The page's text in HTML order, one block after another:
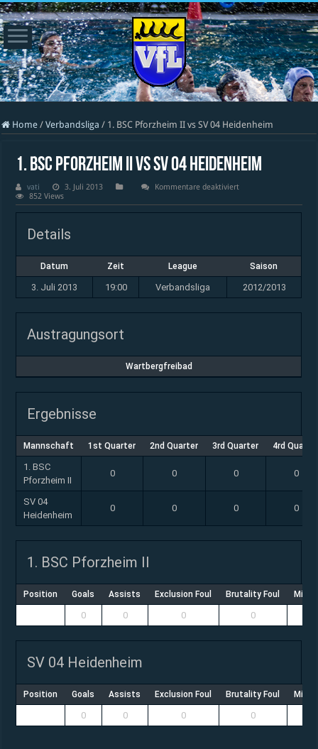
Home / Verbandsliga / 1. BSC Pforzheim II vs SV 04 Heidenheim
1. BSC Pforzheim II vs SV 04 Heidenheim
vati 3. Juli 2013 Kommentare deaktiviertfür
BSC
Pforzheim
852 Views
Details
Datum Zeit League Saison
3. Juli 2013 19:00 Verbandsliga 2012/2013
Austragungsort
Wartbergfreibad
Ergebnisse
Mannschaft 1st Quarter 2nd Quarter 3rd Quarter 4rd
1. BSC
Pforzheim II
0 0 0 0
SV 04
Heidenheim
0 0 0 0
1. BSC Pforzheim II
Position Goals Assists Exclusion Foul Brutality Foul
0 0 0 0
SV 04 Heidenheim
Position Goals Assists Exclusion Foul Brutality Foul
0 0 0 0